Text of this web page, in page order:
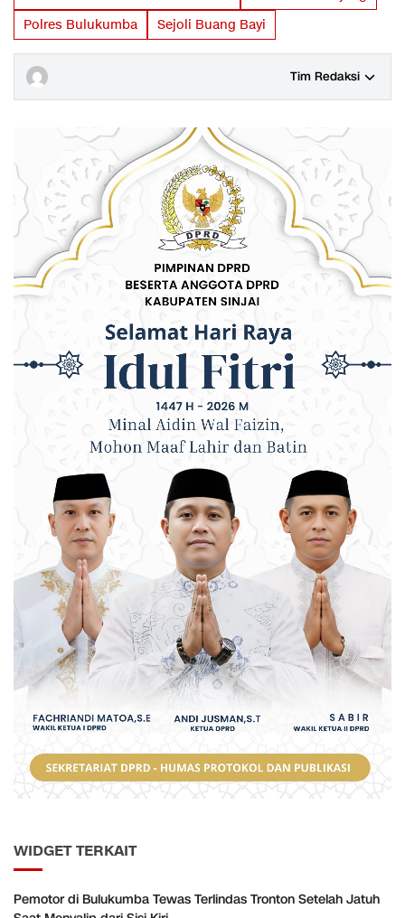
Polres Bulukumba
Sejoli Buang Bayi
Tim Redaksi
WIDGET TERKAIT
Pemotor di Bulukumba Tewas Terlindas Tronton Setelah Jatuh